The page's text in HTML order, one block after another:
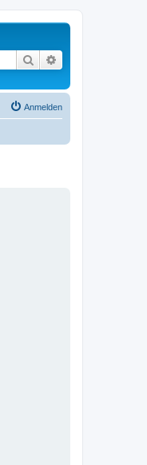
Suche
Anmelden